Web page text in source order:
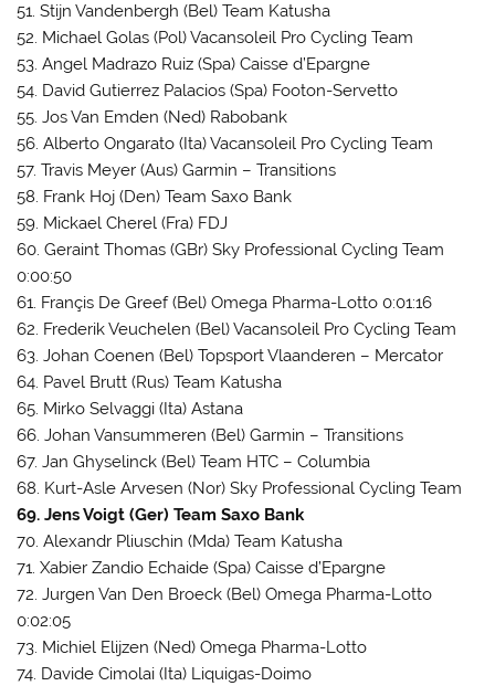
51. Stijn Vandenbergh (Bel) Team Katusha
52. Michael Golas (Pol) Vacansoleil Pro Cycling Team
53. Angel Madrazo Ruiz (Spa) Caisse d’Epargne
54. David Gutierrez Palacios (Spa) Footon-Servetto
55. Jos Van Emden (Ned) Rabobank
56. Alberto Ongarato (Ita) Vacansoleil Pro Cycling Team
57. Travis Meyer (Aus) Garmin – Transitions
58. Frank Hoj (Den) Team Saxo Bank
59. Mickael Cherel (Fra) FDJ
60. Geraint Thomas (GBr) Sky Professional Cycling Team
0:00:50
61. Françis De Greef (Bel) Omega Pharma-Lotto 0:01:16
62. Frederik Veuchelen (Bel) Vacansoleil Pro Cycling Team
63. Johan Coenen (Bel) Topsport Vlaanderen – Mercator
64. Pavel Brutt (Rus) Team Katusha
65. Mirko Selvaggi (Ita) Astana
66. Johan Vansummeren (Bel) Garmin – Transitions
67. Jan Ghyselinck (Bel) Team HTC – Columbia
68. Kurt-Asle Arvesen (Nor) Sky Professional Cycling Team
69. Jens Voigt (Ger) Team Saxo Bank
70. Alexandr Pliuschin (Mda) Team Katusha
71. Xabier Zandio Echaide (Spa) Caisse d’Epargne
72. Jurgen Van Den Broeck (Bel) Omega Pharma-Lotto
0:02:05
73. Michiel Elijzen (Ned) Omega Pharma-Lotto
74. Davide Cimolai (Ita) Liquigas-Doimo